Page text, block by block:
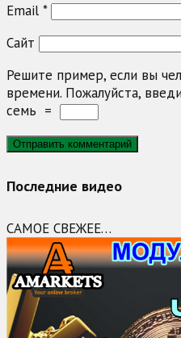
Email *
Сайт
Решите пример, если вы
времени. Пожалуйста,
семь =
Последние видео
САМОЕ СВЕЖЕЕ…